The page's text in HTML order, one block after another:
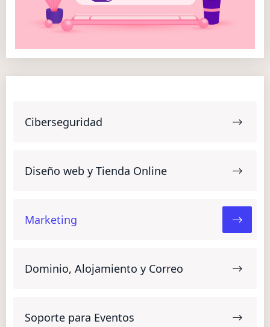
Ciberseguridad
Diseño web y Tienda Online
Marketing
Dominio, Alojamiento y Correo
Soporte para Eventos